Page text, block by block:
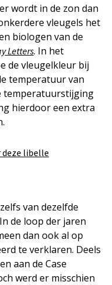
wordt in de zon dan
vleugels het
biologen van de
Letters. In het
de vleugelkleur bij
temperatuur van
temperatuurstijging
hierdoor een extra
deze libelle
van dezelfde
de loop der jaren
dan ook al op
te verklaren. Deels
aan de Case
werd er misschien